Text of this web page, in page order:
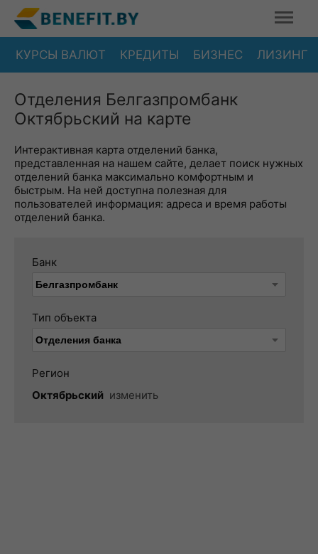
КУРСЫ ВАЛЮТ КРЕДИТЫ БИЗНЕС ЛИЗИНГ
Отделения Белгазпромбанк
Октябрьский на карте
Интерактивная карта отделений банка,
представленная на нашем сайте, делает поиск нужных
отделений банка максимально комфортным и
быстрым. На ней доступна полезная для
пользователей информация: адреса и время работы
отделений банка.
Банк
Тип объекта
Регион
Октябрьский изменить